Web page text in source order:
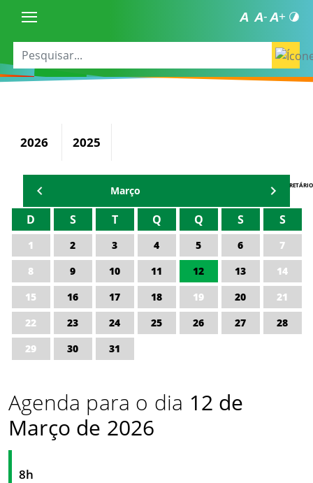
2026 2025
AGENDA DO SECRETÁRIO
Março
D S T Q Q S S
1 2 3 4 5 6
7
8
9 10 11 12 13
14
15
16 17 18 19 20
21
22
23 24 25 26 27
28
29
30 31
Agenda para o dia 12 de
Março de 2026
8h